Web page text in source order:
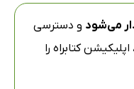
می‌شود و دسترسی
اپلیکیشن کتابراه را